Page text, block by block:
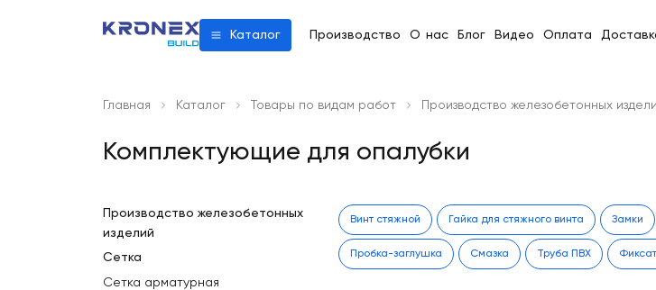
Каталог Производство О нас Блог Видео Оплата
Главная Каталог Товары по видам работ Производство железобетонных
Комплектующие для опалубки
Производство железобетонных
изделий
Сетка
Сетка арматурная
Винт стяжной Гайка для стяжного винта Замки
Пробка-заглушка Смазка Труба ПВХ